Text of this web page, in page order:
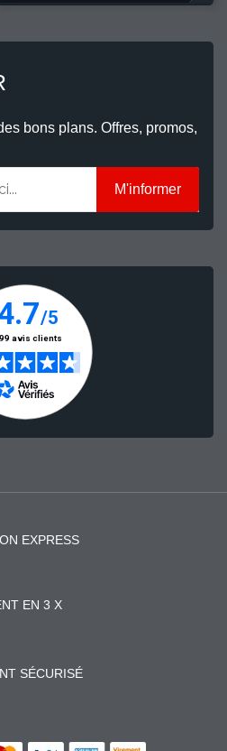
bons plans. Offres, promos,
M'informer
EXPRESS
EN 3 X
SÉCURISÉ